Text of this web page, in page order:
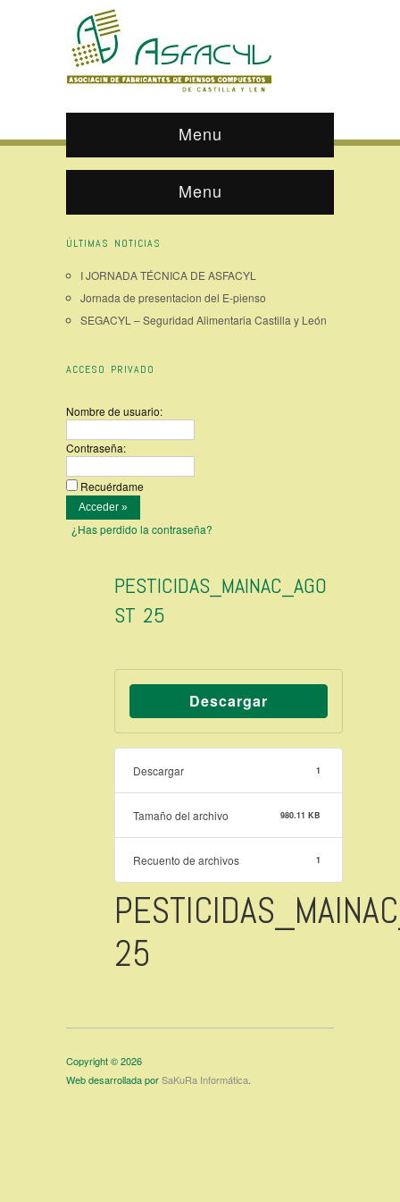
Menu
Menu
ÚLTIMAS NOTICIAS
I JORNADA TÉCNICA DE ASFACYL
Jornada de presentacion del E-pienso
SEGACYL – Seguridad Alimentaria Castilla y León
ACCESO PRIVADO
Nombre de usuario:
Contraseña:
Recuérdame
¿Has perdido la contraseña?
PESTICIDAS_MAINAC_AGO
ST 25
Descargar
Descargar 1
Tamaño del archivo 980.11 KB
Recuento de archivos 1
25
Copyright © 2026
Web desarrollada porSaKuRa Informática.